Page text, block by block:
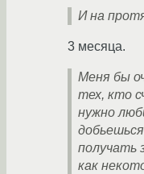
И на
3 месяца.
Меня бы
тех, кто
нужно
получать
как